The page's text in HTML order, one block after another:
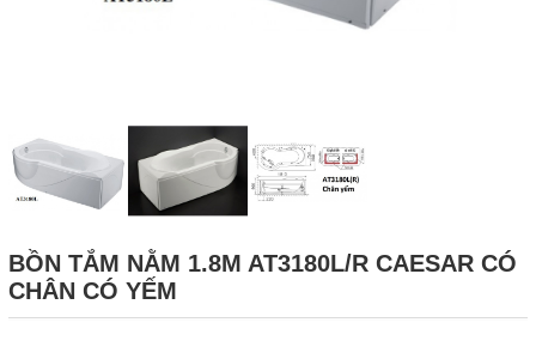
BỒN TẮM NẰM 1.8M AT3180L/R CAESAR CÓ
CHÂN CÓ YẾM